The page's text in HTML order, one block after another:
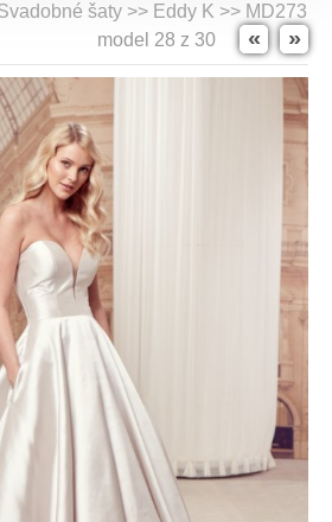
šaty >> Eddy K >> MD273
»
«
model 28 z 30